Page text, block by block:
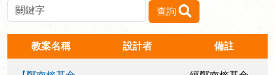
查詢
教案名稱 設計者 備註